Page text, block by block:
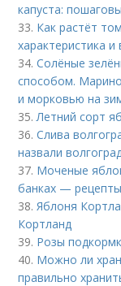
капуста:
33. Как растёт
характеристика
34.Солёные
способом.
и морковью на
35. Летний сорт
36.Слива
назвали
37. Моченые
банках —
38. Яблоня
Кортланд
39. Розы
40. Можно ли
правильно